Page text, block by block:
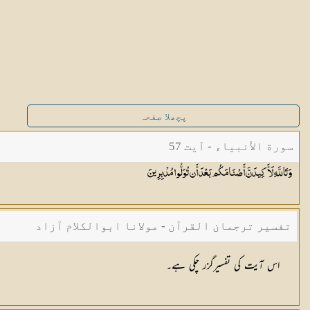
پچھلا صفحہ
سورة الأنبياء - آیت 57
وَتَاللَّهِ لَأَكِيدَنَّ أَصْنَامَكُم بَعْدَ أَن تُوَلُّوامُدْبِرِينَ
تفسیر ترجمان القرآن - مولانا ابوالکلام آزاد
اس آیت کی تفسیرگزر چکی ہے۔